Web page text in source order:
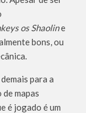
os Shaoline
bons, ou
para a
mapas
é jogado é um